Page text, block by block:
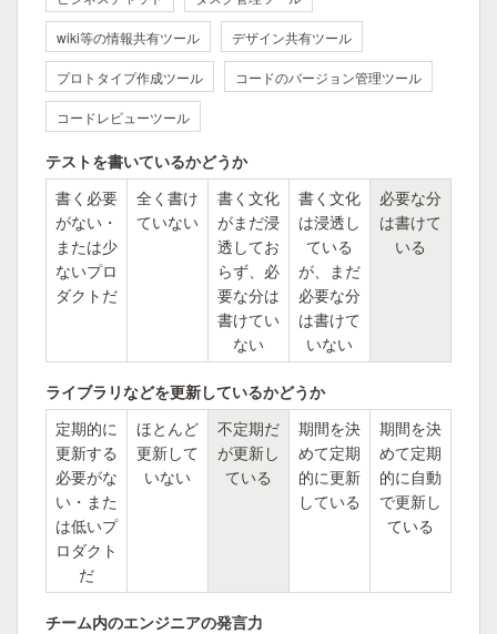
wiki等の情報共有ツール デザイン共有ツール
プロトタイプ作成ツール コードのバージョン管理ツール
コードレビューツール
テストを書いているかどうか
書く必要
がない・
または少
ないプロ
ダクトだ
全く書け
ていない
書く文化
がまだ浸
透してお
らず、必
要な分は
書けてい
ない
書く文化
は浸透し
ている
が、まだ
必要な分
は書けて
いない
必要な分
は書けて
いる
ライブラリなどを更新しているかどうか
定期的に
更新する
必要がな
い・また
は低いプ
ロダクト
だ
ほとんど
更新して
いない
不定期だ
が更新し
ている
期間を決
めて定期
的に更新
している
期間を決
めて定期
的に自動
で更新し
ている
チーム内のエンジニアの発言力